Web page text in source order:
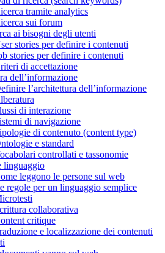
tramite analytics
sui forum
ai bisogni degli utenti
stories per definire i contenuti
stories per definire i contenuti
di accettazione
dell’informazione
l’architettura dell’informazione
di interazione
di navigazione
di contenuto (content type)
e standard
controllati e tassonomie
linguaggio
leggono le persone sul web
regole per un linguaggio semplice
collaborativa
critique
e localizzazione dei contenuti